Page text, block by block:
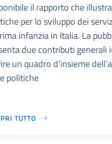
il rapporto che
per lo sviluppo dei
infanzia in Italia. La
due contributi generali
un quadro d’insieme
politiche
TUTTO